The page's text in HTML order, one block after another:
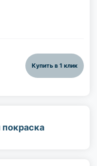
Купить в 1 клик